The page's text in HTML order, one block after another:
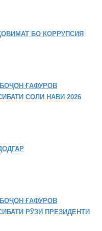
БО КОРРУПСИЯ
ҒАФУРОВ
СОЛИ НАВИ 2026
ҒАФУРОВ
РӮЗИ ПРЕЗИДЕНТИ